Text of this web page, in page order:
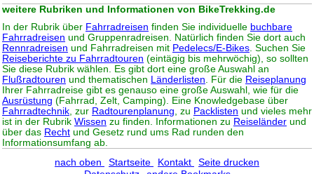
weitere Rubriken und Informationen von BikeTrekking.de
In der Rubrik über Fahrradreisen finden Sie individuelle buchbare
Fahrradreisen und Gruppenradreisen. Natürlich finden Sie dort auch
Rennradreisen und Fahrradreisen mit Pedelecs/E-Bikes. Suchen Sie
Reiseberichte zu Fahrradtouren (eintägig bis mehrwöchig), so sollten
Sie diese Rubrik wählen. Es gibt dort eine große Auswahl an
Flußradtouren und thematischen Länderlisten. Für die Reiseplanung
Ihrer Fahrradreise gibt es genauso eine große Auswahl, wie für die
Ausrüstung (Fahrrad, Zelt, Camping). Eine Knowledgebase über
Fahrradtechnik, zur Radtourenplanung, zu Packlisten und vieles mehr
ist in der Rubrik Wissen zu finden. Informationen zu Reiseländer und
über das Recht und Gesetz rund ums Rad runden den
Informationsumfang ab.
nach oben
Startseite Kontakt
Seite drucken